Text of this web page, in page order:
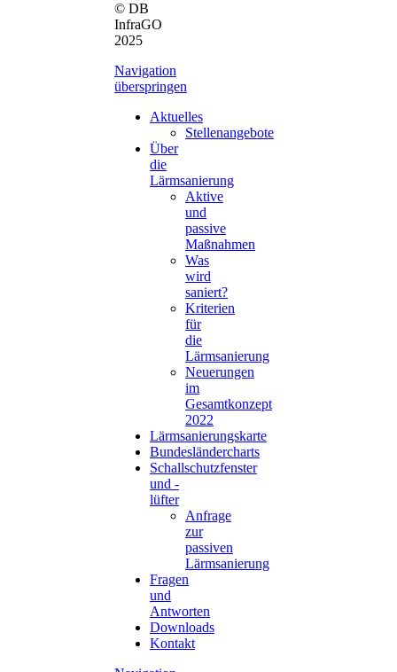
© DB
InfraGO
2025
Navigation
überspringen
Aktuelles
Stellenangebote
Über
die
Lärmsanierung
Aktive
und
passive
Maßnahmen
Was
wird
saniert?
Kriterien
für
die
Lärmsanierung
Neuerungen
im
Gesamtkonzept
2022
Lärmsanierungskarte
Bundesländercharts
Schallschutzfenster
und -
lüfter
Anfrage
zur
passiven
Lärmsanierung
Fragen
und
Antworten
Downloads
Kontakt